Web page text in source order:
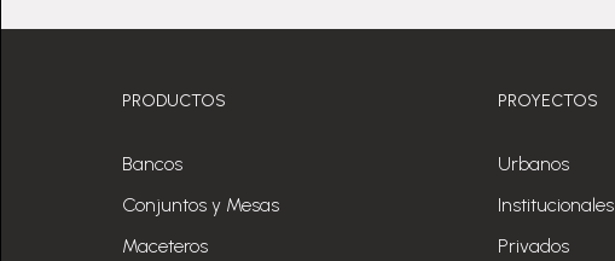
PRODUCTOS
Bancos
Conjuntos y Mesas
Maceteros
PROYECTOS
Urbanos
Institucionales
Privados